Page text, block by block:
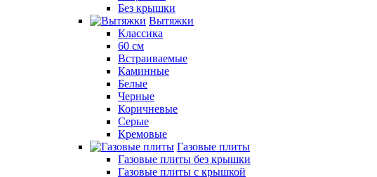
Без крышки
Вытяжки
Классика
60 см
Встраиваемые
Каминные
Белые
Черные
Коричневые
Серые
Кремовые
Газовые плиты
Газовые плиты без крышки
Газовые плиты с крышкой